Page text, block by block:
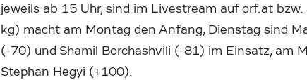
jeweils ab 15 Uhr, sind im Livestream auf orf.at
kg) macht am Montag den Anfang, Dienstag sind
(-70) und Shamil Borchashvili (-81) im Einsatz, am
Stephan Hegyi (+100).